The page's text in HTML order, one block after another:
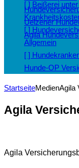
Uelzener
Agila
[ ] Beißerei
[ ]
Allgemein
[ ]
Hunde-OP
StartseiteMedienAgila
Agila
Agila